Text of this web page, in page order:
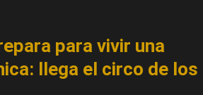
para vivir una
llega el circo de los